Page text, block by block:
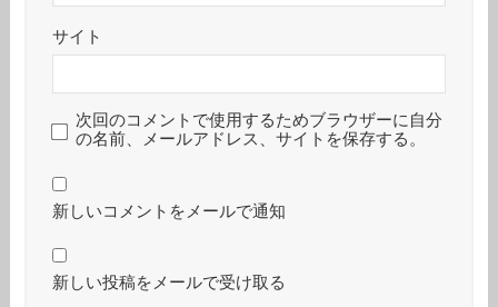
サイト
次回のコメントで使用するためブラウザーに自分
の名前、メールアドレス、サイトを保存する。
新しいコメントをメールで通知
新しい投稿をメールで受け取る